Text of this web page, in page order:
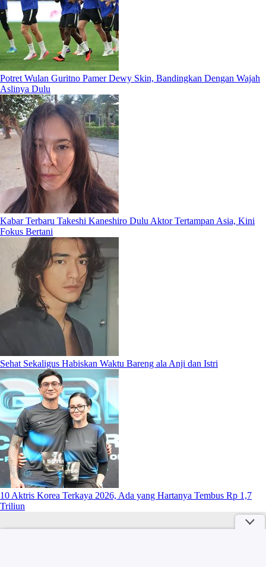
Potret Wulan Guritno Pamer Dewy Skin, Bandingkan Dengan Wajah
Aslinya Dulu
Kabar Terbaru Takeshi Kaneshiro Dulu Aktor Tertampan Asia, Kini
Fokus Bertani
Sehat Sekaligus Habiskan Waktu Bareng ala Anji dan Istri
10 Aktris Korea Terkaya 2026, Ada yang Hartanya Tembus Rp 1,7
Triliun